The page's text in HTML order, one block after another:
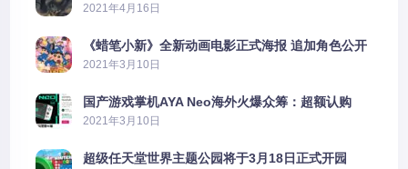
2021年4月16日
《蜡笔小新》全新动画电影正式海报 追加角色公开
2021年3月10日
国产游戏掌机AYA Neo海外火爆众筹：超额认购
2606%
2021年3月10日
超级任天堂世界主题公园将于3月18日正式开园